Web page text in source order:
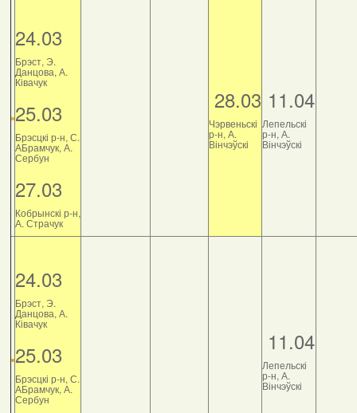
24.03
Брэст, Э.
Данцова, А.
Ківачук
25.03
Брэсцкі р-н, С.
АБрамчук, А.
Сербун
27.03
Кобрынскі р-н,
А. Страчук
28.03
Чэрвеньскі
р-н, А.
Вінчэўскі
11.04
Лепельскі
р-н, А.
Вінчэўскі
24.03
Брэст, Э.
Данцова, А.
Ківачук
25.03
Брэсцкі р-н, С.
АБрамчук, А.
Сербун
11.04
Лепельскі
р-н, А.
Вінчэўскі